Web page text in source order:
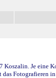
Je eine
Fotografieren